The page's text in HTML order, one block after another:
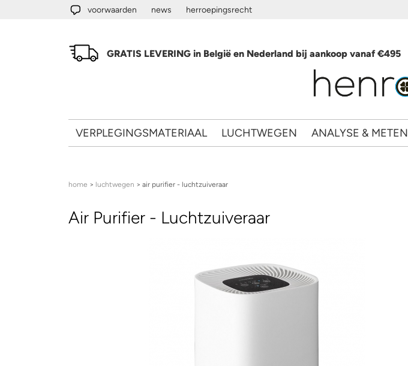
Overslaan en naar de algemene inhoud gaan
voorwaarden news herroepingsrecht
GRATIS LEVERING in België en Nederland bij aankoop vanaf €495
VERPLEGINGSMATERIAAL LUCHTWEGEN ANALYSE & METEN
U bent hier
home > luchtwegen > air purifier - luchtzuiveraar
Air Purifier - Luchtzuiveraar